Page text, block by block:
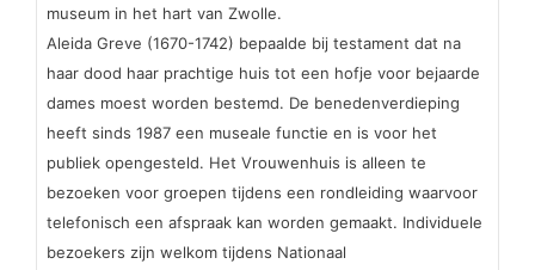
museum in het hart van Zwolle.
Aleida Greve (1670-1742) bepaalde bij testament dat na
haar dood haar prachtige huis tot een hofje voor bejaarde
dames moest worden bestemd. De benedenverdieping
heeft sinds 1987 een museale functie en is voor het
publiek opengesteld. Het Vrouwenhuis is alleen te
bezoeken voor groepen tijdens een rondleiding waarvoor
telefonisch een afspraak kan worden gemaakt. Individuele
bezoekers zijn welkom tijdens Nationaal